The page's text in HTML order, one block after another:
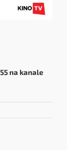
na kanale